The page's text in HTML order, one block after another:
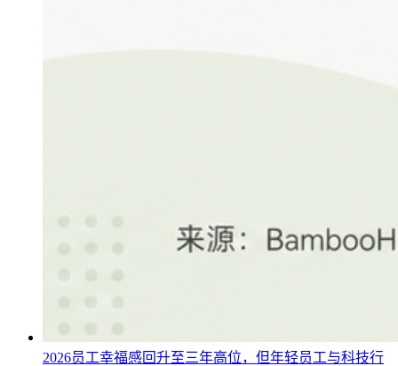
2026员工幸福感回升至三年高位，但年轻员工与科技行